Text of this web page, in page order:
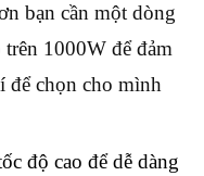
bạn cần một dòng
1000W để đảm
để chọn cho mình
độ cao để dễ dàng